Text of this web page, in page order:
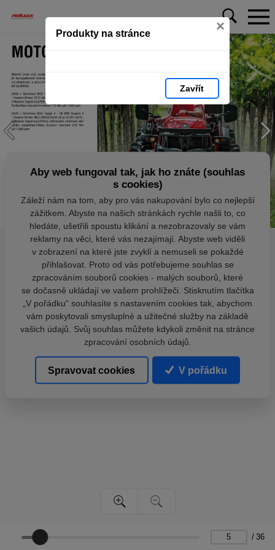
Produkty na stránce ×
Zavřít
/ 36
Aby web fungoval tak, jak ho znáte (souhlas
s cookies)
Záleží nám na tom, aby pro vás nakupování bylo co nejlepší
zážitkem. Abyste na našich stránkách rychle našli to, co
hledáte, ušetřili spoustu klikání a nezobrazovaly se vám
reklamy na věci, které vás nezajímají. Abyste web viděli
v zobrazení na které jste zvyklí a nemuseli se pokaždé
přihlašovat. Proto od vás potřebujeme souhlas se
zpracováním souborů cookies - malých souborů, které
se dočasně ukládají ve vašem prohlížeči. Stisknutím tlačítka
„V pořádku“ souhlasíte s nastavením cookies tak, abychom
vám poskytovali smysluplné a užitečné služby na základě
vašich údajů. Svůj souhlas můžete kdykoli změnit na stránce
zpracování osobních údajů.
Spravovat cookies V pořádku